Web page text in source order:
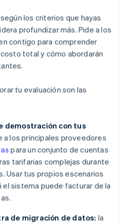
los criterios que hayas
profundizar más. Pide a los
contigo para comprender
total y cómo abordarán
tu evaluación son las
demostración con tus
a los principales proveedores
para un conjunto de cuentas
tarifarias complejas durante
Usar tus propios escenarios
el sistema puede facturar de la
de migración de datos: la